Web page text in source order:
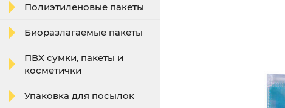
Полиэтиленовые пакеты
Биоразлагаемые пакеты
ПВХ сумки, пакеты и
косметички
Упаковка для посылок